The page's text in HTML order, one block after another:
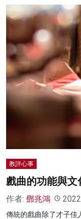
教評心事
戲曲的功能與文
作者: 鄧兆鴻
傳統的戲曲除了才子佳